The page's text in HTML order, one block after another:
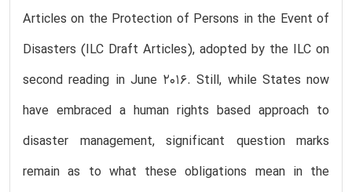
Articles on the Protection of Persons in the Event of
Disasters (ILC Draft Articles), adopted by the ILC on
second reading in June 2016. Still, while States now
have embraced a human rights based approach to
disaster management, significant question marks
remain as to what these obligations mean in the